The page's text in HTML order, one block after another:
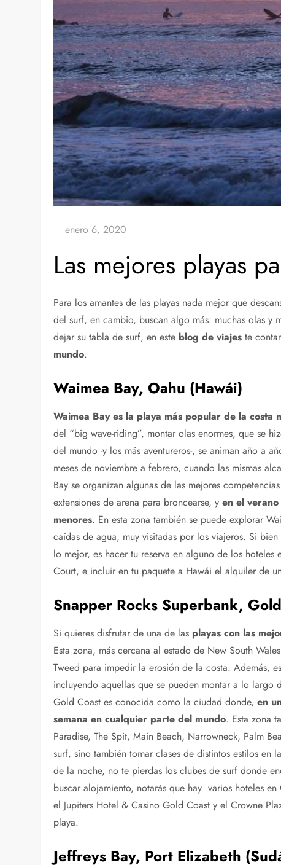
Las mejores playas
Para los amantes de las playas nada mejor que
del surf, en cambio, buscan algo más: muchas olas y
dejar su tabla de surf, en este blog de viajes te
mundo.
Waimea Bay, Oahu (Hawái)
Waimea Bay es la playa más popular de la costa
del “big wave-riding”, montar olas enormes, que se
del mundo -y los más aventureros-, se animan año a
meses de noviembre a febrero, cuando las mismas
Bay se organizan algunas de las mejores
extensiones de arena para broncearse, yen el
menores. En esta zona también se puede explorar
caídas de agua, muy visitadas por los viajeros. Si
lo mejor, es hacer tu reserva en alguno de los
Court, e incluir en tu paquete a Hawái el alquiler de
Snapper Rocks Superbank,
Si quieres disfrutar de una de las playas con las
Esta zona, más cercana al estado de New South
Tweed para impedir la erosión de la costa. Además, es
incluyendo aquellas que se pueden montar a lo largo
Gold Coast es conocida como la ciudad donde,en
semana en cualquier parte del mundo. Esta zona
Paradise, The Spit, Main Beach, Narrowneck, Palm
surf, sino también tomar clases de distintos estilos en
de la noche, no te pierdas los clubes de surf donde
buscar alojamiento, notarás que hay varios hoteles
el Jupiters Hotel & Casino Gold Coast y el Crowne
playa.
Jeffreys Bay, Port Elizabeth